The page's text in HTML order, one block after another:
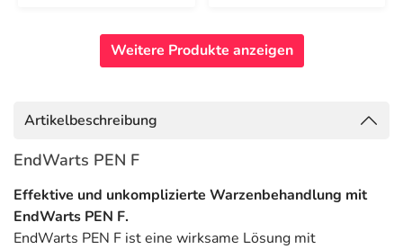
Weitere Produkte anzeigen
Artikelbeschreibung
EndWarts PEN F
Effektive und unkomplizierte Warzenbehandlung mit
EndWarts PEN F.
EndWarts PEN F ist eine wirksame Lösung mit